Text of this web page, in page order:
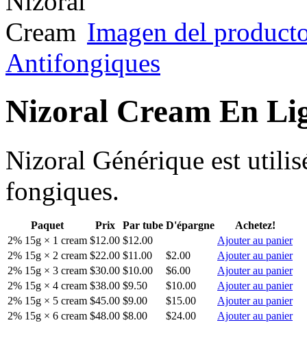
Imagen del
Antifongiques
Nizoral Cream En
Nizoral Générique est
fongiques.
Paquet Prix Par tube D'épargne
Achetez!
2% 15g × 1 cream $12.00 $12.00
Ajouter au panier
2% 15g × 2 cream $22.00 $11.00 $2.00
Ajouter au panier
2% 15g × 3 cream $30.00 $10.00 $6.00
Ajouter au panier
2% 15g × 4 cream $38.00 $9.50 $10.00
Ajouter au panier
2% 15g × 5 cream $45.00 $9.00 $15.00
Ajouter au panier
2% 15g × 6 cream $48.00 $8.00 $24.00 Ajouter au panier